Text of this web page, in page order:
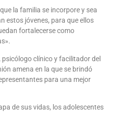
la familia se incorpore y sea
estos jóvenes, para que ellos
fortalecerse como
clínico y facilitador del
amena en la que se brindó
para una mejor
de sus vidas, los adolescentes